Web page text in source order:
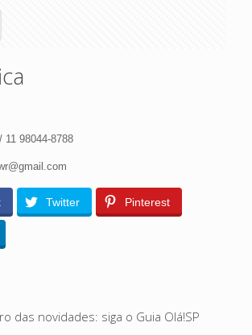
11 98044-8788
Twitter Pinterest
das novidades: siga o Guia Olá!SP